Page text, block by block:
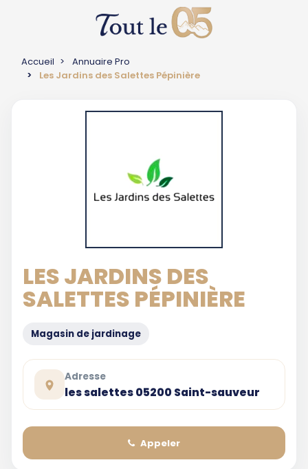
Accueil
Annuaire Pro
Les Jardins des Salettes Pépinière
LES JARDINS DES
SALETTES PÉPINIÈRE
Magasin de jardinage
Adresse
les salettes 05200 Saint-sauveur
Appeler